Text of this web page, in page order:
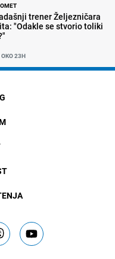
trener Željezničara
"Odakle se stvorio toliki
23H